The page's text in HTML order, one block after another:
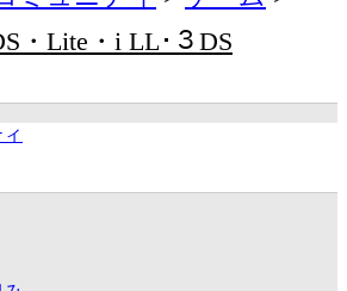
・Lite・i LL･３DS